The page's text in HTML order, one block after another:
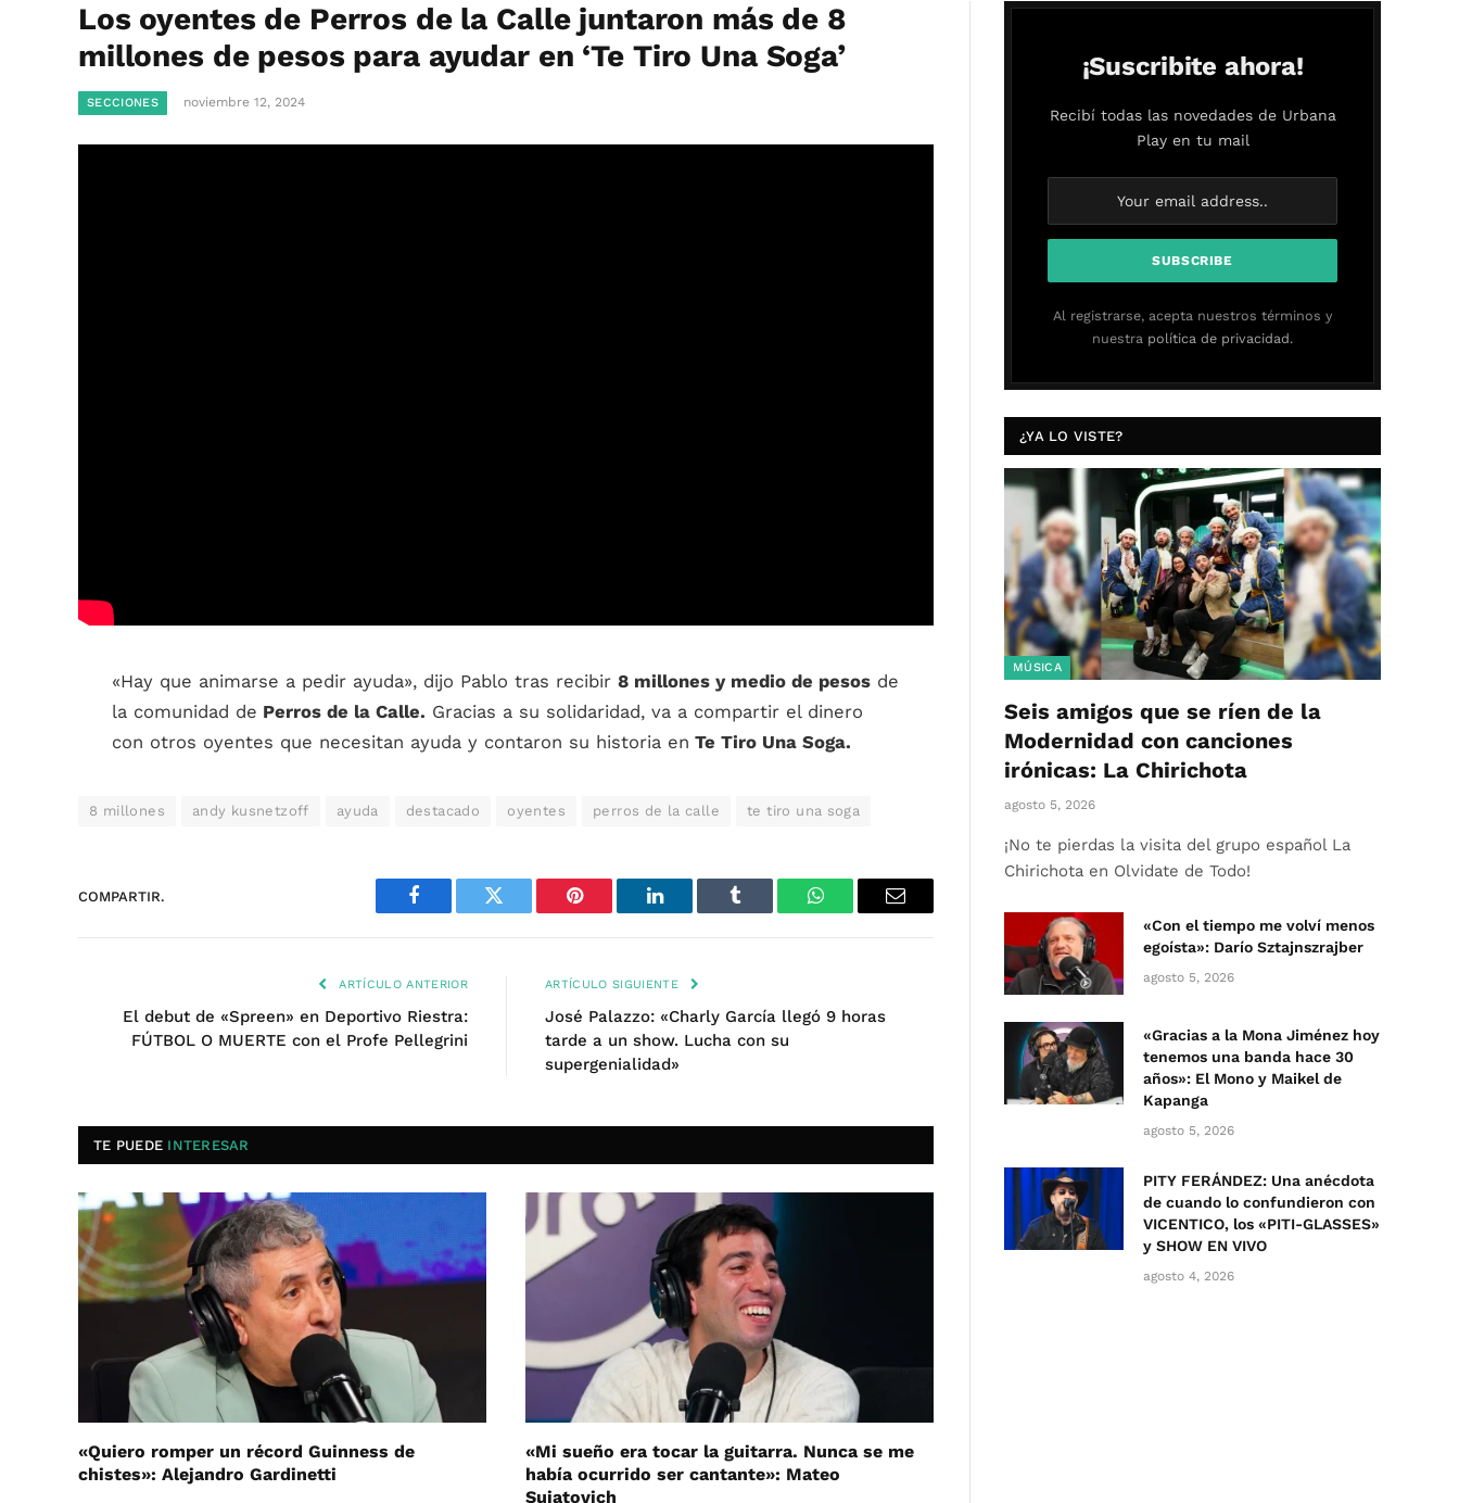
Los oyentes de Perros de la Calle juntaron más de 8
millones de pesos para ayudar en ‘Te Tiro Una Soga’
SECCIONES noviembre 12, 2024
«Hay que animarse a pedir ayuda», dijo Pablo tras recibir 8 millones y medio de pesos de
la comunidad de Perros de la Calle. Gracias a su solidaridad, va a compartir el dinero
con otros oyentes que necesitan ayuda y contaron su historia en Te Tiro Una Soga.
8 millones andy kusnetzoff ayuda destacado oyentes perros de la calle te tiro una soga
COMPARTIR.
Facebook Twitter Pinterest LinkedIn Tumblr WhatsAppEmail
ARTÍCULO ANTERIOR
El debut de «Spreen» en Deportivo Riestra:
FÚTBOL O MUERTE con el Profe Pellegrini
ARTÍCULO SIGUIENTE
José Palazzo: «Charly García llegó 9 horas
tarde a un show. Lucha con su
supergenialidad»
TE PUEDE INTERESAR
«Quiero romper un récord Guinness de
chistes»: Alejandro Gardinetti
«Mi sueño era tocar la guitarra. Nunca se me
había ocurrido ser cantante»: Mateo
Sujatovich
¡Suscribite ahora!
Recibí todas las novedades de Urbana
Play en tu mail
Al registrarse, acepta nuestros términos y
nuestra política de privacidad.
¿YA LO VISTE?
MÚSICA
Seis amigos que se ríen de la
Modernidad con canciones
irónicas: La Chirichota
agosto 5, 2026
¡No te pierdas la visita del grupo español La
Chirichota en Olvidate de Todo!
«Con el tiempo me volví menos
egoísta»: Darío Sztajnszrajber
agosto 5, 2026
«Gracias a la Mona Jiménez hoy
tenemos una banda hace 30
años»: El Mono y Maikel de
Kapanga
agosto 5, 2026
PITY FERÁNDEZ: Una anécdota
de cuando lo confundieron con
VICENTICO, los «PITI-GLASSES»
y SHOW EN VIVO
agosto 4, 2026